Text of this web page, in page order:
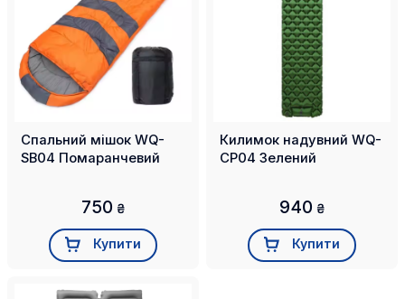
Спальний мішок WQ-
SB04 Помаранчевий
750 ₴
Купити
Килимок надувний WQ-
CP04 Зелений
940 ₴
Купити